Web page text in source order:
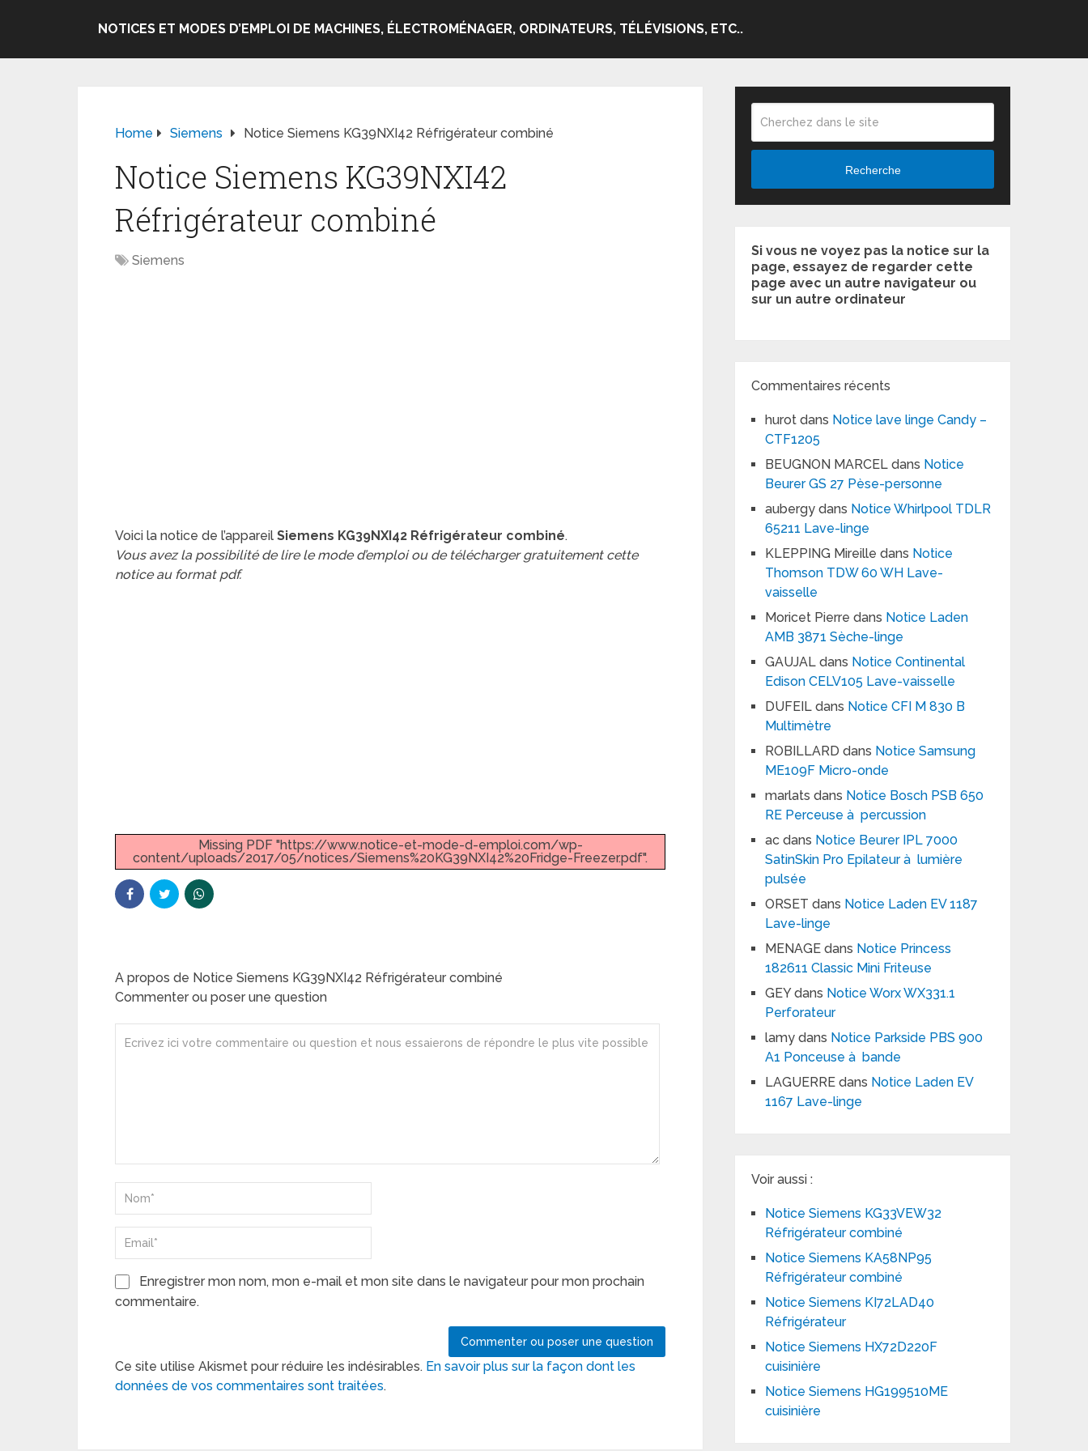
NOTICES ET MODES D’EMPLOI DE MACHINES, ÉLECTROMÉNAGER, ORDINATEURS, TÉLÉVISIONS, ETC..
Home Siemens Notice Siemens KG39NXI42 Réfrigérateur combiné
Notice Siemens KG39NXI42
Réfrigérateur combiné
Siemens
Voici la notice de l’appareil Siemens KG39NXI42 Réfrigérateur combiné.
Vous avez la possibilité de lire le mode d’emploi ou de télécharger gratuitement cette
notice au format pdf.
Missing PDF "https://www.notice-et-mode-d-emploi.com/wp-
content/uploads/2017/05/notices/Siemens%20KG39NXI42%20Fridge-Freezer.pdf".
A propos de Notice Siemens KG39NXI42 Réfrigérateur combiné
Commenter ou poser une question
Enregistrer mon nom, mon e-mail et mon site dans le navigateur pour mon prochain
commentaire.
Ce site utilise Akismet pour réduire les indésirables. En savoir plus sur la façon dont les
données de vos commentaires sont traitées.
Recherche
Si vous ne voyez pas la notice sur la
page, essayez de regarder cette
page avec un autre navigateur ou
sur un autre ordinateur
Commentaires récents
hurot dans Notice lave linge Candy –
CTF1205
BEUGNON MARCEL dans Notice
Beurer GS 27 Pèse-personne
aubergy dans Notice Whirlpool TDLR
65211 Lave-linge
KLEPPING Mireille dans Notice
Thomson TDW 60 WH Lave-
vaisselle
Moricet Pierre dans Notice Laden
AMB 3871 Sèche-linge
GAUJAL dans Notice Continental
Edison CELV105 Lave-vaisselle
DUFEIL dans Notice CFI M 830 B
Multimètre
ROBILLARD dans Notice Samsung
ME109F Micro-onde
marlats dans Notice Bosch PSB 650
RE Perceuse à percussion
ac dans Notice Beurer IPL 7000
SatinSkin Pro Epilateur à lumière
pulsée
ORSET dans Notice Laden EV 1187
Lave-linge
MENAGE dans Notice Princess
182611 Classic Mini Friteuse
GEYdans Notice Worx WX331.1
Perforateur
lamy dans Notice Parkside PBS 900
A1 Ponceuse à bande
LAGUERRE dans Notice Laden EV
1167 Lave-linge
Voir aussi :
Notice Siemens KG33VEW32
Réfrigérateur combiné
Notice Siemens KA58NP95
Réfrigérateur combiné
Notice Siemens KI72LAD40
Réfrigérateur
Notice Siemens HX72D220F
cuisinière
Notice Siemens HG199510ME
cuisinière